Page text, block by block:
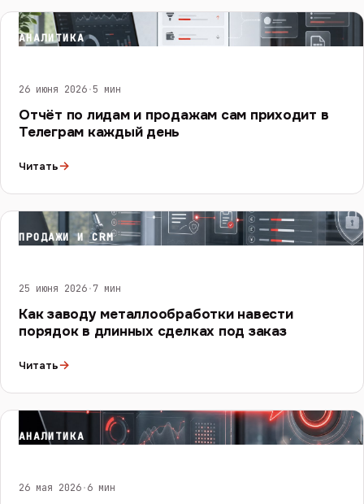
АНАЛИТИКА
26 июня 2026·5 мин
Отчёт по лидам и продажам сам приходит в
Телеграм каждый день
Читать→
ПРОДАЖИ И CRM
25 июня 2026·7 мин
Как заводу металлообработки навести
порядок в длинных сделках под заказ
Читать→
АНАЛИТИКА
26 мая 2026·6 мин